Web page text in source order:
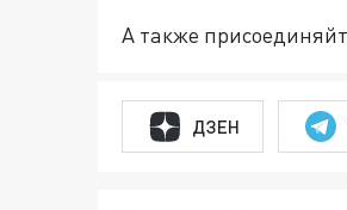
А также
ДЗЕН